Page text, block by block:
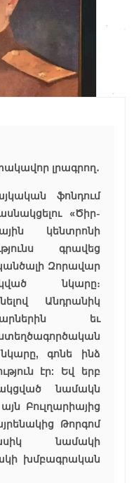
լրագրող․
ֆոնդում
«Ծիր-
կենտրոնի
գրավեց
Զորավար
նկարը։
Անդրանիկ
եւ
նկարը, գոնե ինձ
էր: Եվ երբ
նամակն
Բուլղարիայից
Թորգոմ
նամակի
խմբագրական